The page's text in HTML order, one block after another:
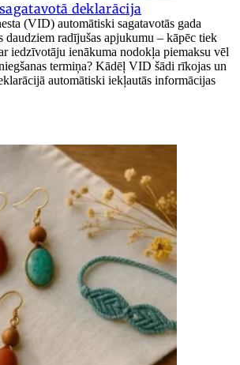
deklarācija
(VID) automātiski sagatavotās gada
daudziem radījušas apjukumu – kāpēc tiek
iedzīvotāju ienākuma nodokļa piemaksu vēl
termiņa? Kādēļ VID šādi rīkojas un
automātiski iekļautās informācijas